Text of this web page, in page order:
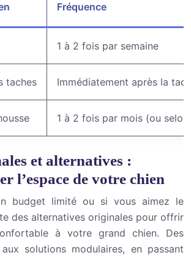
Fréquence
1 à 2 fois par semaine
taches Immédiatement après la
1 à 2 fois par mois (ou
et alternatives :
l’espace de votre chien
budget limité ou si vous aimez le
des alternatives originales pour offrir
à votre grand chien. Des
solutions modulaires, en passant